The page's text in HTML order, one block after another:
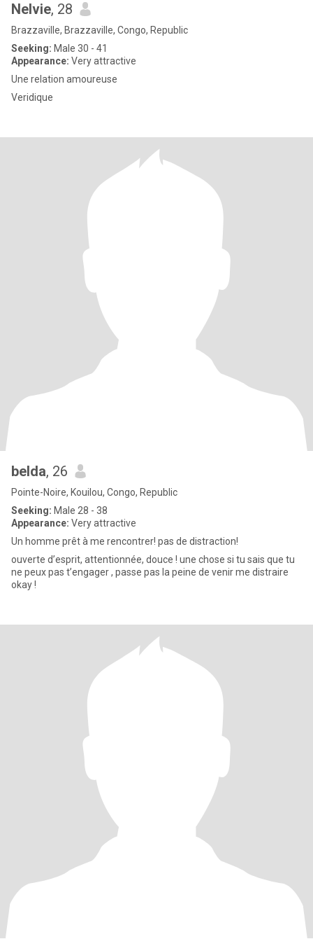
Nelvie, 28
Brazzaville, Brazzaville, Congo, Republic
Seeking: Male 30 - 41
Appearance: Very attractive
Une relation amoureuse
Veridique
belda, 26
Pointe-Noire, Kouilou, Congo, Republic
Seeking: Male 28 - 38
Appearance: Very attractive
Un homme prêt à me rencontrer! pas de distraction!
ouverte d’esprit, attentionnée, douce ! une chose si tu sais que tu
ne peux pas t’engager , passe pas la peine de venir me distraire
okay !